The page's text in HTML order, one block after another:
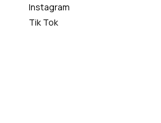
Instagram
Tik Tok